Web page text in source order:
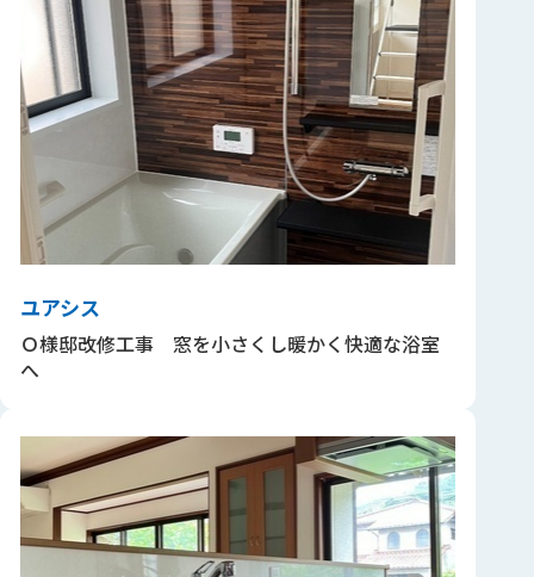
ユアシス
Ｏ様邸改修工事 窓を小さくし暖かく快適な浴室
へ